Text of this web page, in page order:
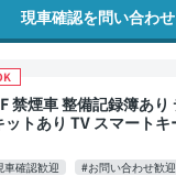
現車確認を問い合わ
オ
トあり TV スマートキ
車確認歓迎 #お問い合わせ歓迎